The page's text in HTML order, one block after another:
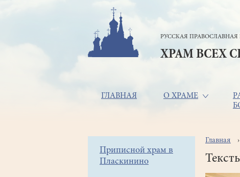
РУССКАЯ
ХРАМ ВСЕХ
Основная
ГЛАВНАЯ О ХРАМЕ
Боковое
меню
Приписной храм в
Пласкинино
Строка
Главная